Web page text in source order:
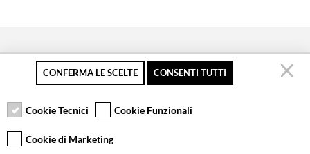
Secure payment
Free returns up to 30
Customer service
CONFERMA LE SCELTE CONSENTI TUTTI
Cookie Tecnici Cookie Funzionali
Cookie di Marketing